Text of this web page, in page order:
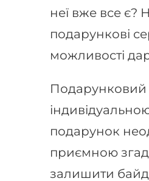
неї вже все є?
подарункові
можливості
Подарунковий
подарунок
приємною
залишити